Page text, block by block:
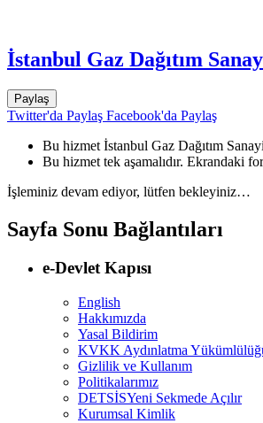
İstanbul Gaz Dağıtım
Paylaş
Twitter'da Paylaş Facebook'da Paylaş
Bu hizmet İstanbul Gaz Dağıtım
Bu hizmet tek aşamalıdır. Ekrandaki
İşleminiz devam ediyor, lütfen bekleyiniz…
Sayfa Sonu Bağlantıları
e-Devlet Kapısı
English
Hakkımızda
Yasal Bildirim
KVKK Aydınlatma
Gizlilik ve Kullanım
Politikalarımız
DETSİSYeni Sekmede Açılır
Kurumsal Kimlik